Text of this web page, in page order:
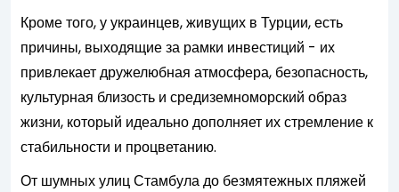
Кроме того, у украинцев, живущих в Турции, есть
причины, выходящие за рамки инвестиций - их
привлекает дружелюбная атмосфера, безопасность,
культурная близость и средиземноморский образ
жизни, который идеально дополняет их стремление к
стабильности и процветанию.
От шумных улиц Стамбула до безмятежных пляжей